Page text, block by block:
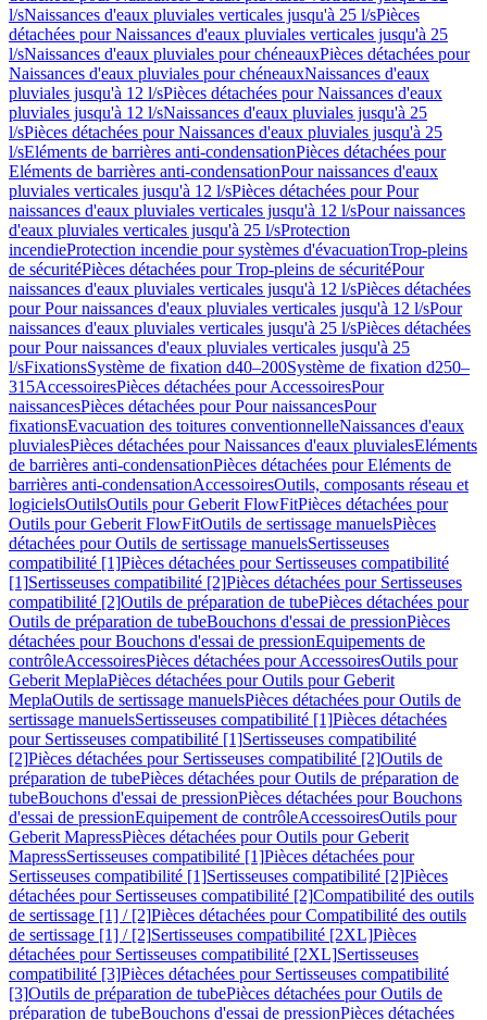
l/sNaissances d'eaux pluviales verticales jusqu'à 25 l/sPièces
détachées pour Naissances d'eaux pluviales verticales jusqu'à 25
l/sNaissances d'eaux pluviales pour chéneauxPièces détachées pour
Naissances d'eaux pluviales pour chéneauxNaissances d'eaux
pluviales jusqu'à 12 l/sPièces détachées pour Naissances d'eaux
pluviales jusqu'à 12 l/sNaissances d'eaux pluviales jusqu'à 25
l/sPièces détachées pour Naissances d'eaux pluviales jusqu'à 25
l/sEléments de barrières anti-condensationPièces détachées pour
Eléments de barrières anti-condensationPour naissances d'eaux
pluviales verticales jusqu'à 12 l/sPièces détachées pour Pour
naissances d'eaux pluviales verticales jusqu'à 12 l/sPour naissances
d'eaux pluviales verticales jusqu'à 25 l/sProtection
incendieProtection incendie pour systèmes d'évacuationTrop-pleins
de sécuritéPièces détachées pour Trop-pleins de sécuritéPour
naissances d'eaux pluviales verticales jusqu'à 12 l/sPièces détachées
pour Pour naissances d'eaux pluviales verticales jusqu'à 12 l/sPour
naissances d'eaux pluviales verticales jusqu'à 25 l/sPièces détachées
pour Pour naissances d'eaux pluviales verticales jusqu'à 25
l/sFixationsSystème de fixation d40–200Système de fixation d250–
315AccessoiresPièces détachées pour AccessoiresPour
naissancesPièces détachées pour Pour naissancesPour
fixationsEvacuation des toitures conventionnelleNaissances d'eaux
pluvialesPièces détachées pour Naissances d'eaux pluvialesEléments
de barrières anti-condensationPièces détachées pour Eléments de
barrières anti-condensationAccessoiresOutils, composants réseau et
logicielsOutilsOutils pour Geberit FlowFitPièces détachées pour
Outils pour Geberit FlowFitOutils de sertissage manuelsPièces
détachées pour Outils de sertissage manuelsSertisseuses
compatibilité [1]Pièces détachées pour Sertisseuses compatibilité
[1]Sertisseuses compatibilité [2]Pièces détachées pour Sertisseuses
compatibilité [2]Outils de préparation de tubePièces détachées pour
Outils de préparation de tubeBouchons d'essai de pressionPièces
détachées pour Bouchons d'essai de pressionEquipements de
contrôleAccessoiresPièces détachées pour AccessoiresOutils pour
Geberit MeplaPièces détachées pour Outils pour Geberit
MeplaOutils de sertissage manuelsPièces détachées pour Outils de
sertissage manuelsSertisseuses compatibilité [1]Pièces détachées
pour Sertisseuses compatibilité [1]Sertisseuses compatibilité
[2]Pièces détachées pour Sertisseuses compatibilité [2]Outils de
préparation de tubePièces détachées pour Outils de préparation de
tubeBouchons d'essai de pressionPièces détachées pour Bouchons
d'essai de pressionEquipement de contrôleAccessoiresOutils pour
Geberit MapressPièces détachées pour Outils pour Geberit
MapressSertisseuses compatibilité [1]Pièces détachées pour
Sertisseuses compatibilité [1]Sertisseuses compatibilité [2]Pièces
détachées pour Sertisseuses compatibilité [2]Compatibilité des outils
de sertissage [1] / [2]Pièces détachées pour Compatibilité des outils
de sertissage [1] / [2]Sertisseuses compatibilité [2XL]Pièces
détachées pour Sertisseuses compatibilité [2XL]Sertisseuses
compatibilité [3]Pièces détachées pour Sertisseuses compatibilité
[3]Outils de préparation de tubePièces détachées pour Outils de
préparation de tubeBouchons d'essai de pressionPièces détachées